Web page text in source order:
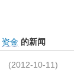
资金 的新闻
(2012-10-11)